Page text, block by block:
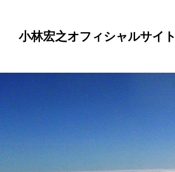
小林宏之オフィシャルサイト